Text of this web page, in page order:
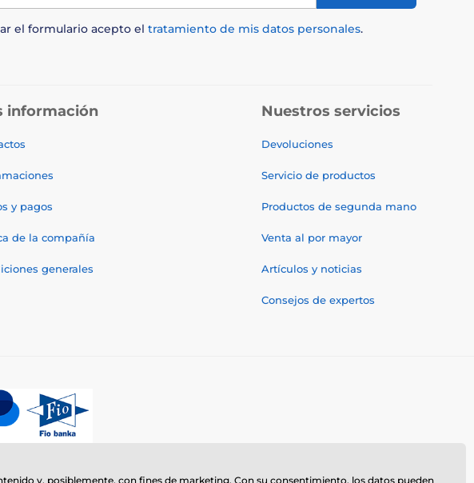
el formulario acepto el tratamiento de mis datos personales.
información
y pagos
de la compañía
generales
Nuestros servicios
Devoluciones
Servicio de productos
Productos de segunda mano
Venta al por mayor
Artículos y noticias
Consejos de expertos
creada por
y, posiblemente, con fines de marketing. Con su consentimiento, los datos pueden